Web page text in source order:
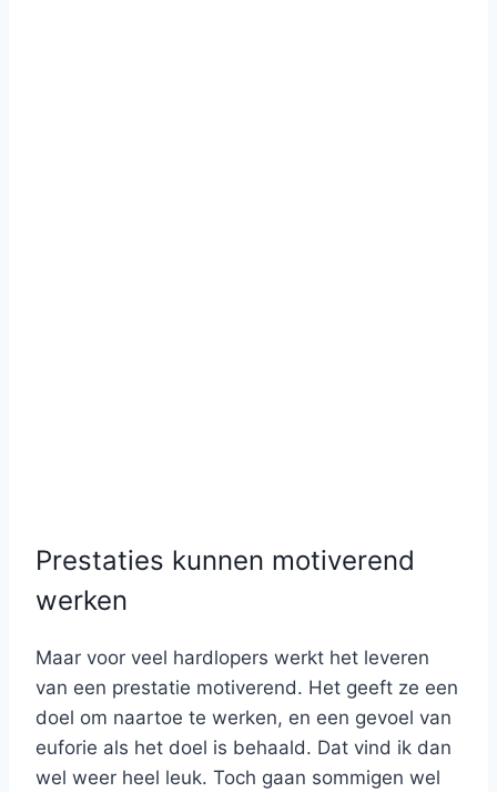
Prestaties kunnen motiverend
werken
Maar voor veel hardlopers werkt het leveren
van een prestatie motiverend. Het geeft ze een
doel om naartoe te werken, en een gevoel van
euforie als het doel is behaald. Dat vind ik dan
wel weer heel leuk. Toch gaan sommigen wel